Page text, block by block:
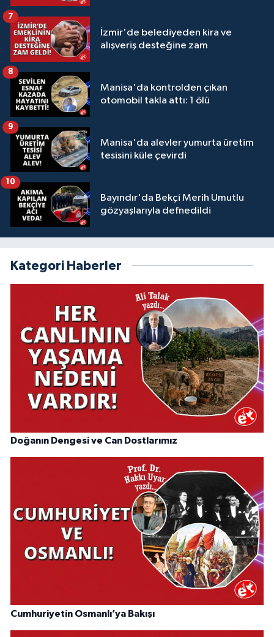
İzmir'de belediyeden kira ve
alışveriş desteğine zam
7
Manisa'da kontrolden çıkan
otomobil takla attı: 1 ölü
8
Manisa'da alevler yumurta üretim
tesisini küle çevirdi
9
Bayındır'da Bekçi Merih Umutlu
gözyaşlarıyla defnedildi
10
Kategori Haberler
Doğanın Dengesi ve Can Dostlarımız
Cumhuriyetin Osmanlı’ya Bakışı